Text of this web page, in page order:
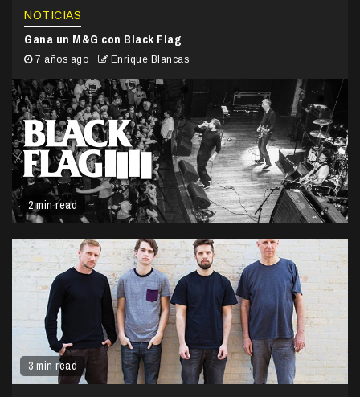
2 min read
NOTICIAS
Gana un M&G con Black Flag
7 años ago Enrique Blancas
3 min read